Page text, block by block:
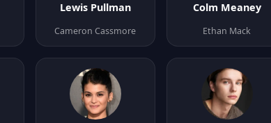
Lewis Pullman
Cameron Cassmore
Colm Meaney
Ethan Mack